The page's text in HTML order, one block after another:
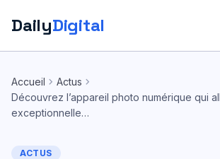
DailyDigital
contenu
Accueil chevron_right Actus chevron_right
Découvrez l’appareil photo numérique qui
exceptionnelle…
ACTUS